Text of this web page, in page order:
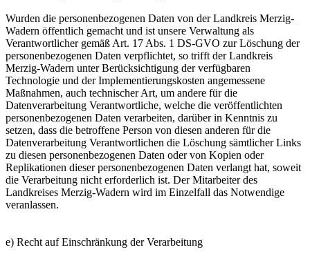
Wurden die personenbezogenen Daten von der Landkreis Merzig-
Wadern öffentlich gemacht und ist unsere Verwaltung als
Verantwortlicher gemäß Art. 17 Abs. 1 DS-GVO zur Löschung der
personenbezogenen Daten verpflichtet, so trifft der Landkreis
Merzig-Wadern unter Berücksichtigung der verfügbaren
Technologie und der Implementierungskosten angemessene
Maßnahmen, auch technischer Art, um andere für die
Datenverarbeitung Verantwortliche, welche die veröffentlichten
personenbezogenen Daten verarbeiten, darüber in Kenntnis zu
setzen, dass die betroffene Person von diesen anderen für die
Datenverarbeitung Verantwortlichen die Löschung sämtlicher Links
zu diesen personenbezogenen Daten oder von Kopien oder
Replikationen dieser personenbezogenen Daten verlangt hat, soweit
die Verarbeitung nicht erforderlich ist. Der Mitarbeiter des
Landkreises Merzig-Wadern wird im Einzelfall das Notwendige
veranlassen.
e) Recht auf Einschränkung der Verarbeitung